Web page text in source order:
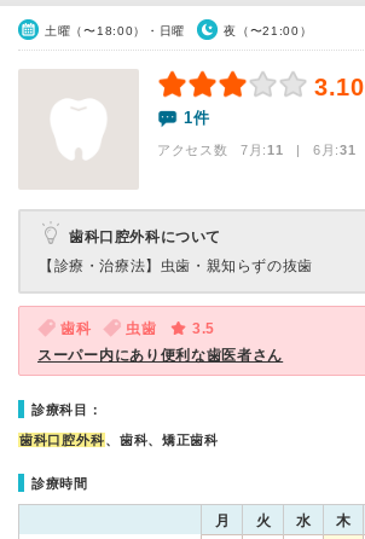
土曜（〜18:00）・日曜 夜（〜21:00）
3.10
1件
アクセス数 7月:11 | 6月:31
歯科口腔外科について
【診療・治療法】 虫歯・親知らずの抜歯
歯科 虫歯
3.5
スーパー内にあり便利な歯医者さん
診療科目：
歯科口腔外科、歯科、矯正歯科
診療時間
月 火 水 木